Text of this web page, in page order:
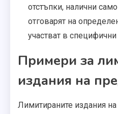
отстъпки, налични
отговарят на
участват в
Примери за
издания на
Лимитираните издания